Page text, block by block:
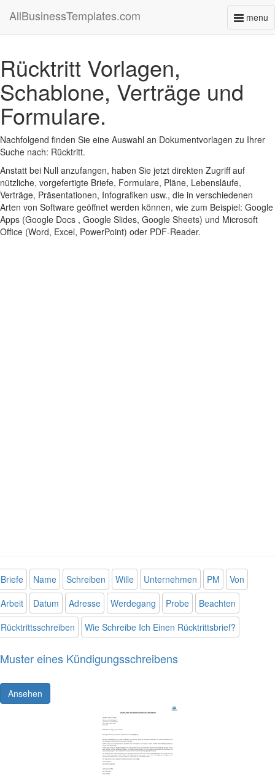
menu
AllBusinessTemplates.com
Rücktritt Vorlagen,
Schablone, Verträge und
Formulare.
Nachfolgend finden Sie eine Auswahl an Dokumentvorlagen zu Ihrer
Suche nach: Rücktritt.
Anstatt bei Null anzufangen, haben Sie jetzt direkten Zugriff auf
nützliche, vorgefertigte Briefe, Formulare, Pläne, Lebensläufe,
Verträge, Präsentationen, Infografiken usw., die in verschiedenen
Arten von Software geöffnet werden können, wie zum Beispiel: Google
Apps (Google Docs , Google Slides, Google Sheets) und Microsoft
Office (Word, Excel, PowerPoint) oder PDF-Reader.
Briefe Name Schreiben Wille Unternehmen PM
Von
Arbeit
Datum Adresse Werdegang Probe
Beachten
Rücktrittsschreiben
Wie Schreibe Ich Einen Rücktrittsbrief?
Muster eines Kündigungsschreibens
Ansehen